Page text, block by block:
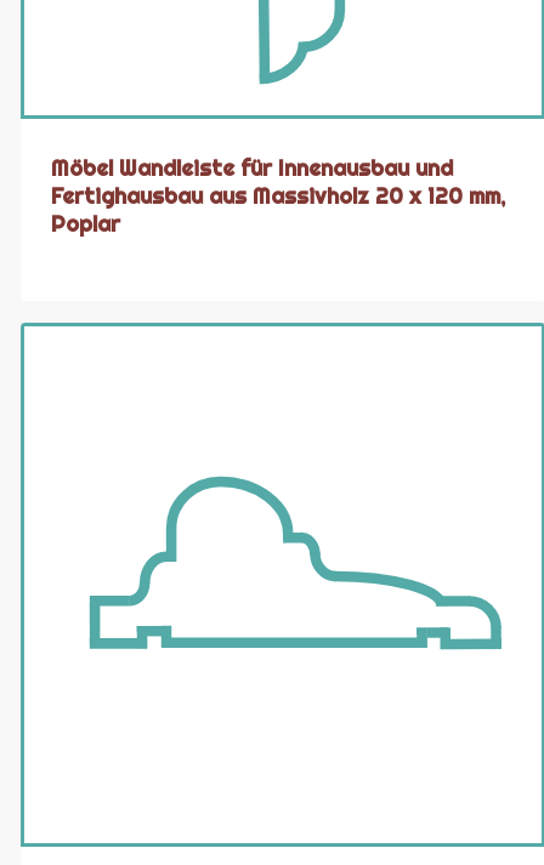
Möbel Wandleiste für Innenausbau und
Fertighausbau aus Massivholz 20 x 120 mm,
Poplar